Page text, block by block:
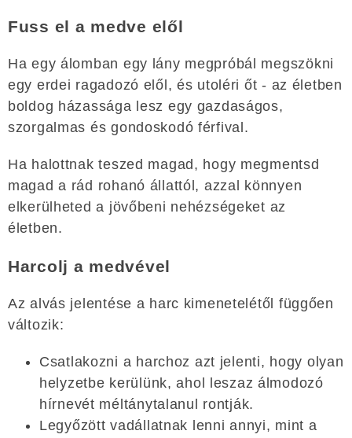
Fuss el a medve elől
Ha egy álomban egy lány megpróbál megszökni
egy erdei ragadozó elől, és utoléri őt - az életben
boldog házassága lesz egy gazdaságos,
szorgalmas és gondoskodó férfival.
Ha halottnak teszed magad, hogy megmentsd
magad a rád rohanó állattól, azzal könnyen
elkerülheted a jövőbeni nehézségeket az
életben.
Harcolj a medvével
Az alvás jelentése a harc kimenetelétől függően
változik:
Csatlakozni a harchoz azt jelenti, hogy olyan
helyzetbe kerülünk, ahol leszaz álmodozó
hírnevét méltánytalanul rontják.
Legyőzött vadállatnak lenni annyi, mint a